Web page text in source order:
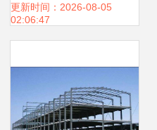
务详解
更新时间：2026-08-05
02:06:47